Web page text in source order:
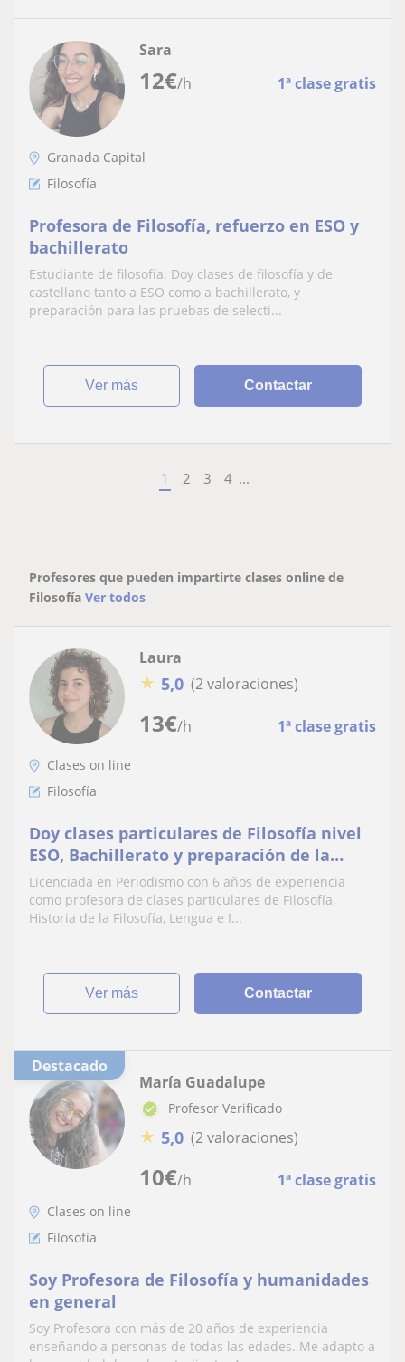
12€/h 1ª clase gratis
Sara
Granada Capital
Filosofía
Profesora de Filosofía, refuerzo en ESO y
bachillerato
Estudiante de filosofía. Doy clases de filosofía y de
castellano tanto a ESO como a bachillerato, y
preparación para las pruebas de selecti...
ver más Contactar
1 2 3 4 ...
Profesores que pueden impartirte clases online de
Filosofía Ver todos
13€/h 1ª clase gratis
Laura
★ 5,0 (2 valoraciones)
Clases on line
Filosofía
Doy clases particulares de Filosofía nivel
ESO, Bachillerato y preparación de la
EVAU
Licenciada en Periodismo con 6 años de experiencia
como profesora de clases particulares de Filosofía,
Historia de la Filosofía, Lengua e I...
ver más Contactar
Destacado
10€/h 1ª clase gratis
María Guadalupe
Profesor Verificado
★ 5,0 (2 valoraciones)
Clases on line
Filosofía
Soy Profesora de Filosofía y humanidades
en general
Soy Profesora con más de 20 años de experiencia
enseñando a personas de todas las edades. Me adapto a